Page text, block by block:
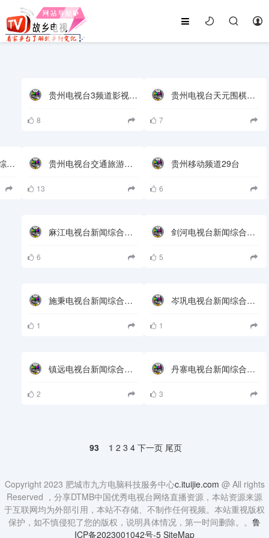
贵州电视台天元围棋频道
7
贵州电视台3频道影视文艺频道
8
贵州移动频道29台
6
贵州电视台交通旅游频道TTS2
13
贵阳电视台1套新闻综合频道
剑河电视台新闻综合频道
5
麻江电视台新闻综合频道
6
岑巩电视台新闻综合频道
1
施秉电视台新闻综合频道
1
丹寨电视台新闻综合频道
3
镇远电视台新闻综合频道
2
93 1 2 3 4 下一页 尾页
Copyright 2023 肥城市九方电脑科技服务中心c.ituijie.com @ All rights
Reserved ，分享DTMB中国优秀电视台网络直播资源，本站资源来源
于互联网均为外部引用，本站不存储、不制作任何视频。本站重视版权
保护，如不慎侵犯了您的版权，说明具体情况，第一时间删除。。 鲁
ICP备2023001042号-5 SiteMap